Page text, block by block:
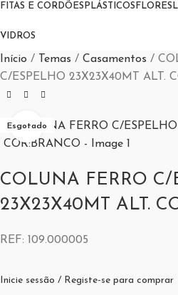
FITAS E CORDÕES PLÁSTICOS FLORES
VIDROS
Início Temas Casamentos
C/ESPELHO 23X23X40MT ALT.
EsgotadoAumentar Imagem
COLUNA FERRO C/
23X23X40MT ALT.
REF: 109.000005
Inicie sessão / Registe-se para comprar